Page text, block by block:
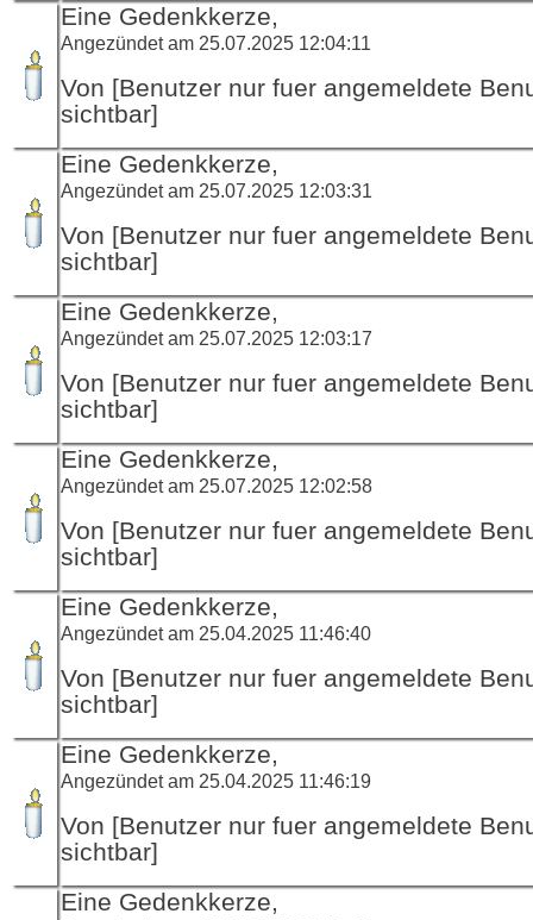
Eine Gedenkkerze,
Angezündet am 25.07.2025 12:04:11
Von [Benutzer nur fuer angemeldete
sichtbar]
Eine Gedenkkerze,
Angezündet am 25.07.2025 12:03:31
Von [Benutzer nur fuer angemeldete
sichtbar]
Eine Gedenkkerze,
Angezündet am 25.07.2025 12:03:17
Von [Benutzer nur fuer angemeldete
sichtbar]
Eine Gedenkkerze,
Angezündet am 25.07.2025 12:02:58
Von [Benutzer nur fuer angemeldete
sichtbar]
Eine Gedenkkerze,
Angezündet am 25.04.2025 11:46:40
Von [Benutzer nur fuer angemeldete
sichtbar]
Eine Gedenkkerze,
Angezündet am 25.04.2025 11:46:19
Von [Benutzer nur fuer angemeldete
sichtbar]
Eine Gedenkkerze,